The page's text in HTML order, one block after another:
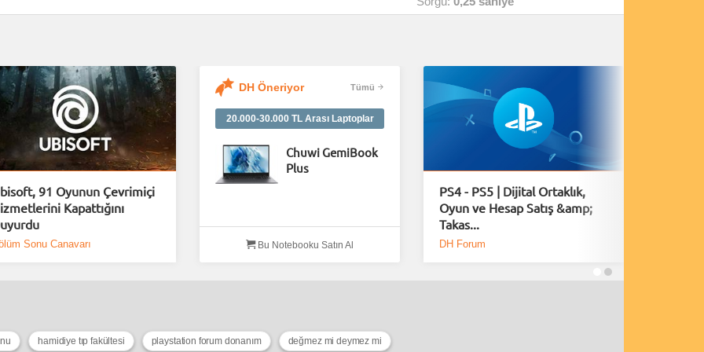
91 Oyunun Çevrimiçi
Kapattığını
Sonu Canavarı
DH Öneriyor Tümü
20.000-30.000 TL Arası Laptoplar
Chuwi GemiBook
Plus
Bu Notebooku Satın Al
PS4 - PS5 | Dijital Ortaklık,
Oyun ve Hesap Satış &amp;
Takas...
DH Forum
hamidiye tıp fakültesi playstation forum donanım değmez mi deymez mi